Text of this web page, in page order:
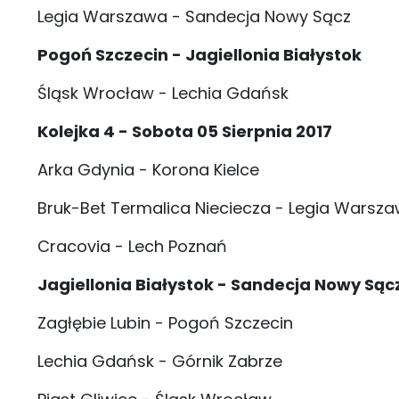
Legia Warszawa - Sandecja Nowy Sącz
Pogoń Szczecin - Jagiellonia Białystok
Śląsk Wrocław - Lechia Gdańsk
Kolejka 4 - Sobota 05 Sierpnia 2017
Arka Gdynia - Korona Kielce
Bruk-Bet Termalica Nieciecza - Legia
Cracovia - Lech Poznań
Jagiellonia Białystok - Sandecja Nowy
Zagłębie Lubin - Pogoń Szczecin
Lechia Gdańsk - Górnik Zabrze